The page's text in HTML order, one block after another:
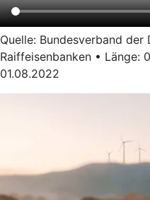
Quelle: Bundesverband der
Raiffeisenbanken • Länge:
01.08.2022